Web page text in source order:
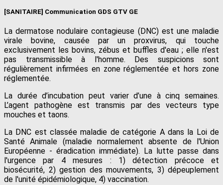
[SANITAIRE] Communication GDS GTV GE
La dermatose nodulaire contagieuse (DNC) est une maladie
virale bovine, causée par un proxvirus, qui touche
exclusivement les bovins, zébus et buffles d'eau ; elle n'est
pas transmissible à l'homme. Des suspicions sont
régulièrement infirmées en zone réglementée et hors zone
réglementée.
La durée d’incubation peut varier d’une à cinq semaines.
L’agent pathogène est transmis par des vecteurs type
mouches et taons.
La DNC est classée maladie de catégorie A dans la Loi de
Santé Animale (maladie normalement absente de l'Union
Européenne - éradication immédiate). La lutte passe dans
l'urgence par 4 mesures : 1) détection précoce et
biosécurité, 2) gestion des mouvements, 3) dépeuplement
de l'unité épidémiologique, 4) vaccination.